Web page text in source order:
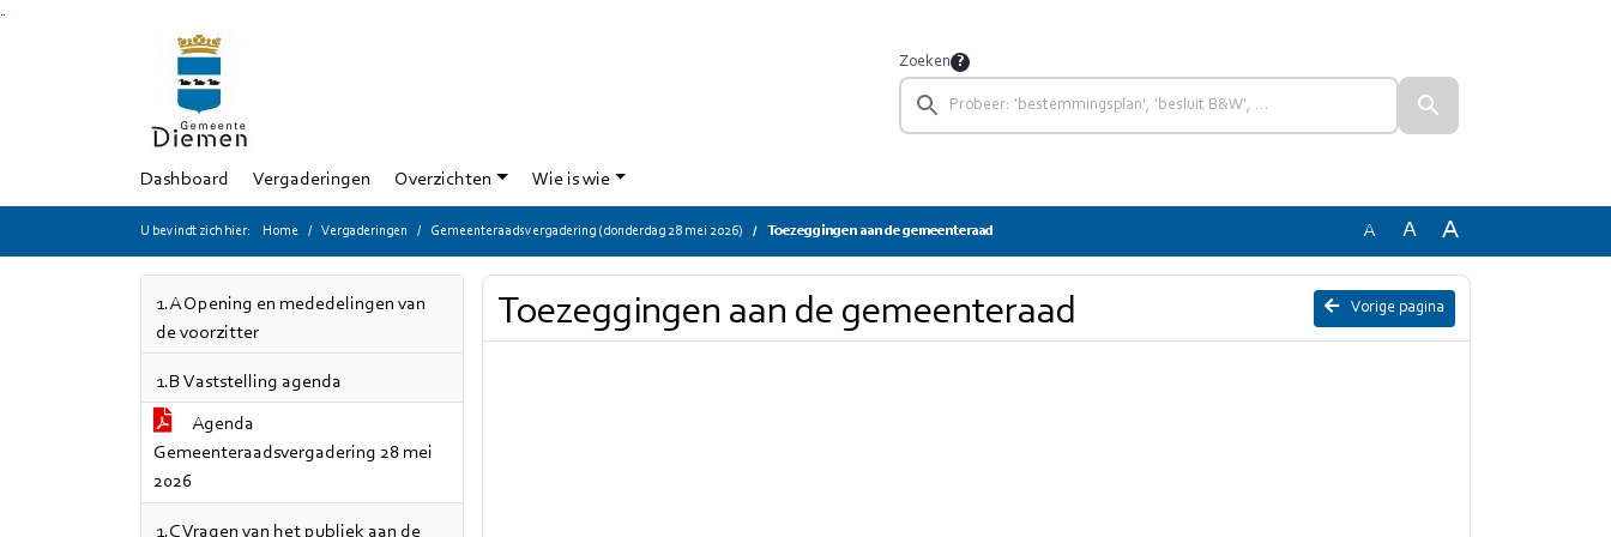
Zoeken
Dashboard Vergaderingen Overzichten Wie is wie
U bevindt zich hier: Home Vergaderingen Gemeenteraadsvergadering (donderdag 28 mei 2026) Toezeggingen aan de gemeenteraad A A A
1.A Opening en mededelingen van
de voorzitter
1.B Vaststelling agenda
Agenda
Gemeenteraadsvergadering 28 mei
2026
1.C Vragen van het publiek aan de
Vorige pagina
Toezeggingen aan de gemeenteraad